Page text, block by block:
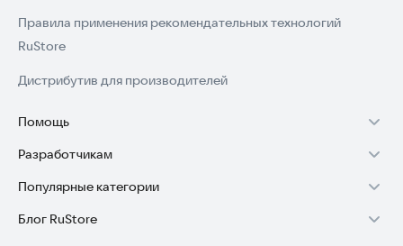
Правила применения рекомендательных технологий
RuStore
Дистрибутив для производителей
Помощь
Установка RuStore на TV
Установка RuStore на телефон
Установка RuStore в машину
Разработчикам
Зарабатывать с RuStore
Стать разработчиком
Популярные категории
Игры для Android
Блог RuStore